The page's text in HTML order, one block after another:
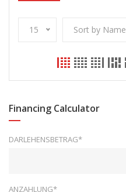
15 Sort by Name
Financing Calculator
DARLEHENSBETRAG*
ANZAHLUNG*